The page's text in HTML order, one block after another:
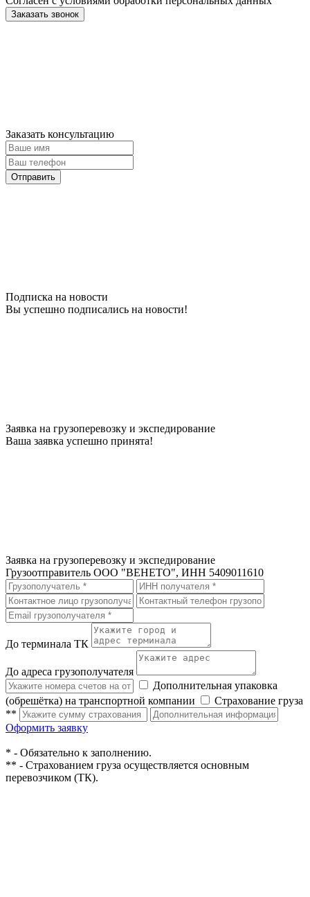
Заказать консультацию
Подписка на новости
Вы успешно подписались на новости!
Заявка на грузоперевозку и экспедирование
Ваша заявка успешно принята!
Заявка на грузоперевозку и экспедирование
Грузоотправитель ООО "ВЕНЕТО", ИНН 5409011610
До терминала ТК
До адреса грузополучателя
Дополнительная упаковка
(обрешётка) на транспортной компании
Страхование груза
**
Оформить заявку
* - Обязательно к заполнению.
** - Страхованием груза осуществляется основным
перевозчиком (ТК).